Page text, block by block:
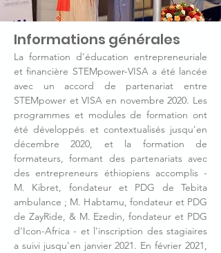
Informations générales
La formation d'éducation entrepreneuriale
et financière STEMpower-VISA a été lancée
avec un accord de partenariat entre
STEMpower et VISA en novembre 2020. Les
programmes et modules de formation ont
été développés et contextualisés jusqu'en
décembre 2020, et la formation de
formateurs, formant des partenariats avec
des entrepreneurs éthiopiens accomplis -
M. Kibret, fondateur et PDG de Tebita
ambulance ; M. Habtamu, fondateur et PDG
de ZayRide, & M. Ezedin, fondateur et PDG
d'Icon-Africa - et l'inscription des stagiaires
a suivi jusqu'en janvier 2021. En février 2021,